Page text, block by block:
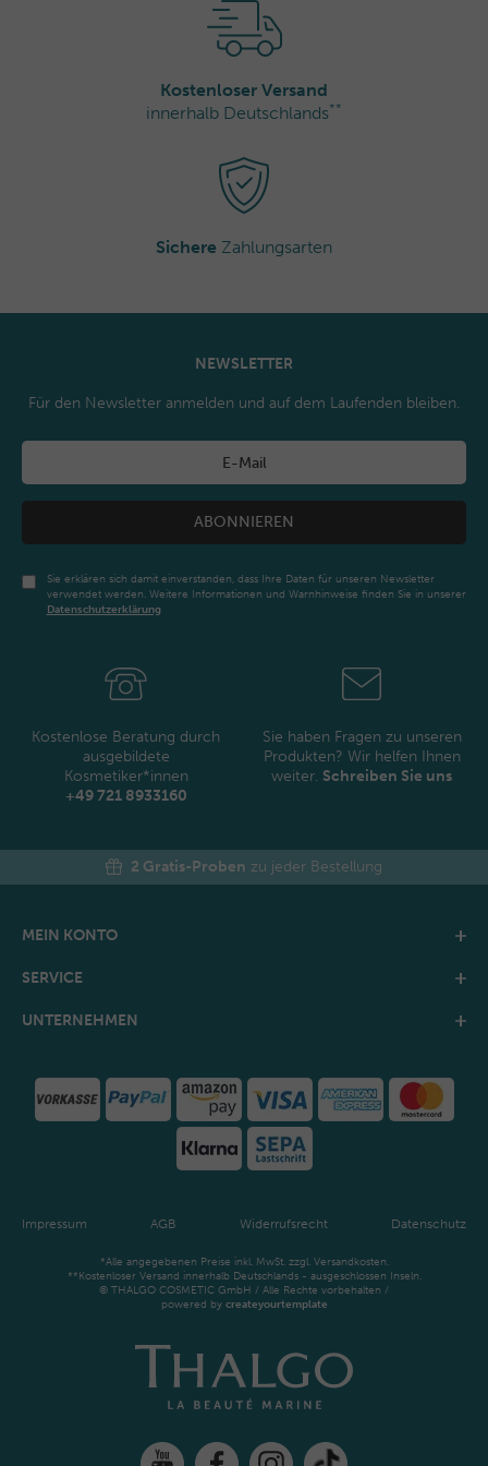
Kostenloser Versand
innerhalb Deutschlands**
Sichere Zahlungsarten
NEWSLETTER
Für den Newsletter anmelden und auf dem Laufenden bleiben.
ABONNIEREN
Sie erklären sich damit einverstanden, dass Ihre Daten für unseren Newsletter
verwendet werden. Weitere Informationen und Warnhinweise finden Sie in unserer
Daten­schutz­erklärung
Kostenlose Beratung durch
ausgebildete
Kosmetiker*innen
+49 721 8933160
Sie haben Fragen zu unseren
Produkten? Wir helfen Ihnen
weiter. Schreiben Sie uns
2 Gratis-Proben zu jeder Bestellung
MEIN KONTO
SERVICE
UNTERNEHMEN
Impressum AGB Widerrufsrecht Datenschutz
*Alle angegebenen Preise inkl. MwSt. zzgl. Versandkosten.
**Kostenloser Versand innerhalb Deutschlands - ausgeschlossen Inseln.
© THALGO COSMETIC GmbH / Alle Rechte vorbehalten /
powered by createyourtemplate